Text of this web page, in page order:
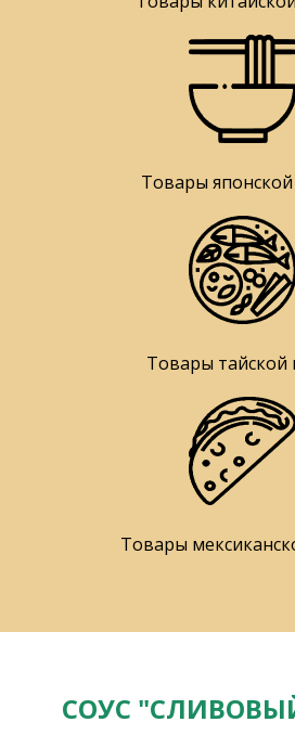
Товары японской
Товары тайской
Товары
СОУС